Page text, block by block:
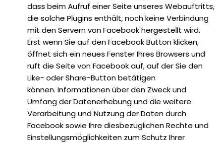
dass beim Aufruf einer Seite unseres Webauftritts,
die solche Plugins enthält, noch keine Verbindung
mit den Servern von Facebook hergestellt wird.
Erst wenn Sie auf den Facebook Button klicken,
öffnet sich ein neues Fenster Ihres Browsers und
ruft die Seite von Facebook auf, auf der Sie den
Like- oder Share-Button betätigen
können. ‌Informationen über den Zweck und
Umfang der Datenerhebung und die weitere
Verarbeitung und Nutzung der Daten durch
Facebook sowie Ihre diesbezüglichen Rechte und
Einstellungsmöglichkeiten zum Schutz Ihrer